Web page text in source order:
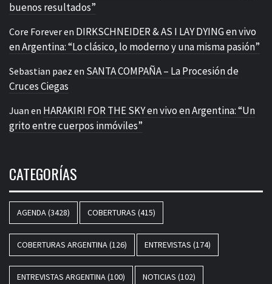
buenos resultados”
Core Foreveren DIRKSCHNEIDER & AS I LAY DYING en vivo
en Argentina: “Lo clásico, lo moderno y una misma pasión”
Sebastian paez en SANTA COMPAÑA – La Procesión de
Cruces Ciegas
Juan en HARAKIRI FOR THE SKY en vivo en Argentina: “Un
grito entre cuerpos inmóviles”
CATEGORÍAS
AGENDA(3428) COBERTURAS (415)
COBERTURAS ARGENTINA(126) ENTREVISTAS (174)
ENTREVISTAS ARGENTINA(100) NOTICIAS (102)